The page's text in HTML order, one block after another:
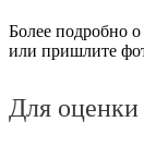
Более подробно
или пришлите
Для